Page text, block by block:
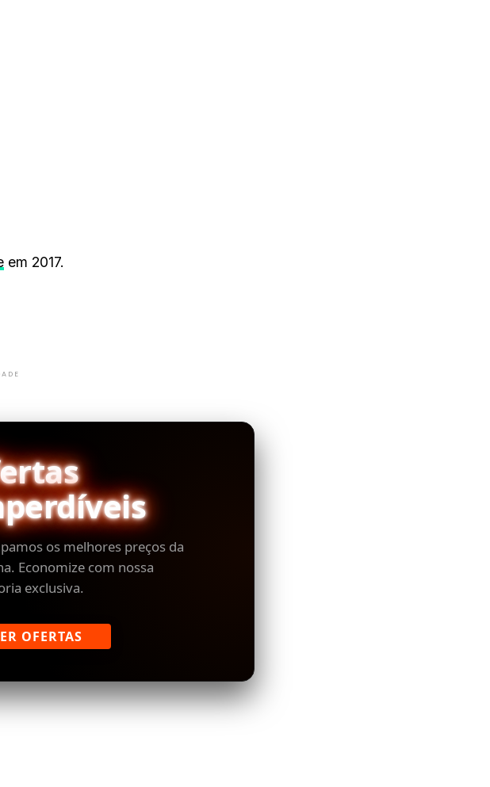
em 2017.
os melhores preços da
Economize com nossa
exclusiva.
OFERTAS